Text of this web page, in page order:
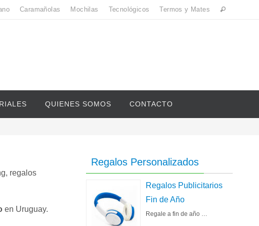
Caramañolas Mochilas Tecnológicos Termos y Mates
QUIENES SOMOS CONTACTO
regalos
en Uruguay.
Regalos Personalizados
Regalos Publicitarios
Fin de Año
Regale a fin de año …